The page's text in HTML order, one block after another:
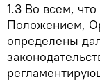
1.3 Во всем,
Положением,
определены